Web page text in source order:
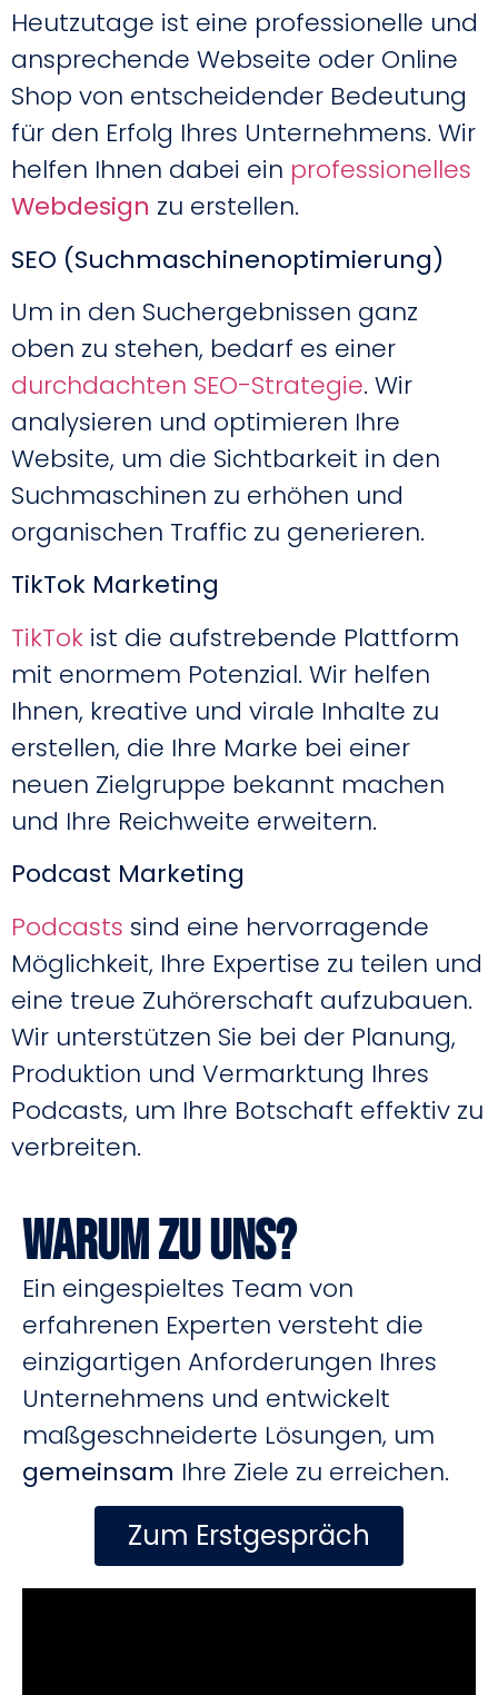
Heutzutage ist eine professionelle und
ansprechende Webseite oder Online
Shop von entscheidender Bedeutung
für den Erfolg Ihres Unternehmens. Wir
helfen Ihnen dabei ein professionelles
Webdesign zu erstellen.
SEO (Suchmaschinenoptimierung)
Um in den Suchergebnissen ganz
oben zu stehen, bedarf es einer
durchdachten SEO-Strategie. Wir
analysieren und optimieren Ihre
Website, um die Sichtbarkeit in den
Suchmaschinen zu erhöhen und
organischen Traffic zu generieren.
TikTok Marketing
TikTok ist die aufstrebende Plattform
mit enormem Potenzial. Wir helfen
Ihnen, kreative und virale Inhalte zu
erstellen, die Ihre Marke bei einer
neuen Zielgruppe bekannt machen
und Ihre Reichweite erweitern.
Podcast Marketing
Podcasts sind eine hervorragende
Möglichkeit, Ihre Expertise zu teilen und
eine treue Zuhörerschaft aufzubauen.
Wir unterstützen Sie bei der Planung,
Produktion und Vermarktung Ihres
Podcasts, um Ihre Botschaft effektiv zu
verbreiten.
Warum zu uns?
Ein eingespieltes Team von
erfahrenen Experten versteht die
einzigartigen Anforderungen Ihres
Unternehmens und entwickelt
maßgeschneiderte Lösungen, um
gemeinsam Ihre Ziele zu erreichen.
Zum Erstgespräch